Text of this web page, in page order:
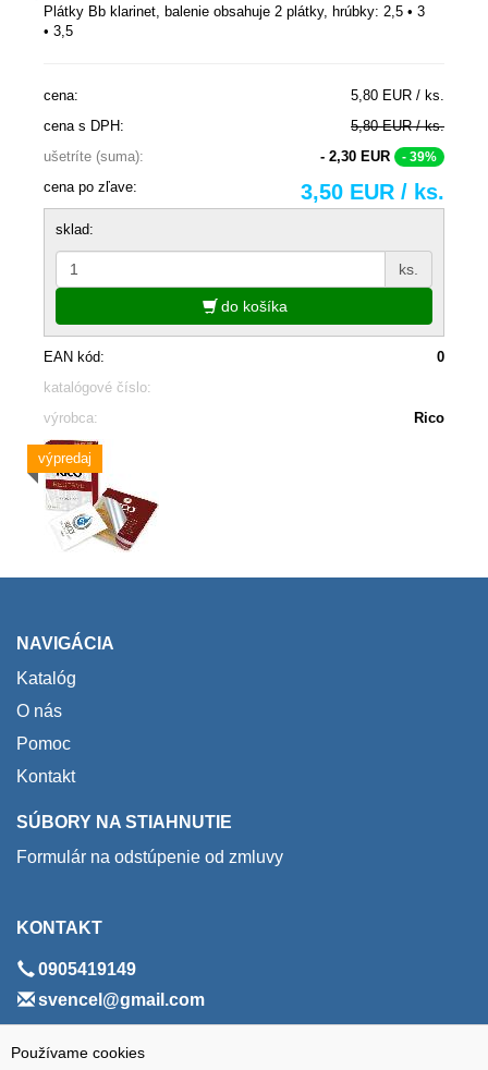
Používame cookies
Plátky Bb klarinet, balenie obsahuje 2 plátky, hrúbky: 2,5 • 3
• 3,5
cena:
5,80 EUR / ks.
cena s DPH:
5,80 EUR / ks.
ušetríte (suma):
- 2,30 EUR - 39%
cena po zľave: 3,50 EUR / ks.
sklad:
ks.
do košíka
EAN kód:
0
katalógové číslo:
výrobca:
Rico
výpredaj
NAVIGÁCIA
Katalóg
O nás
Pomoc
Kontakt
SÚBORY NA STIAHNUTIE
Formulár na odstúpenie od zmluvy
KONTAKT
0905419149
svencel@gmail.com
ADRESA